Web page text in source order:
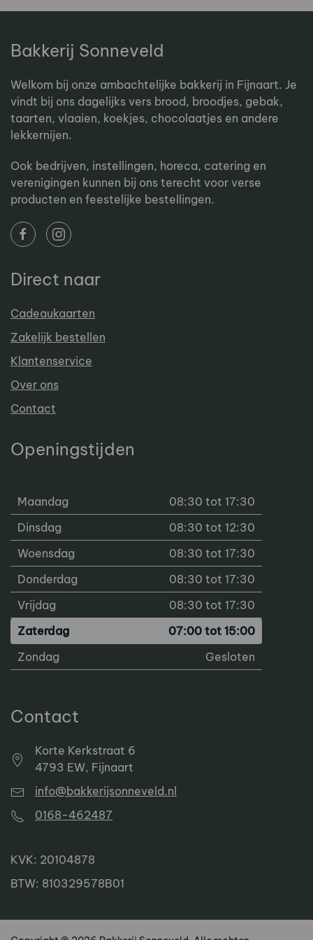
Bakkerij Sonneveld
Welkom bij onze ambachtelijke bakkerij in Fijnaart. Je
vindt bij ons dagelijks vers brood, broodjes, gebak,
taarten, vlaaien, koekjes, chocolaatjes en andere
lekkernijen.
Ook bedrijven, instellingen, horeca, catering en
verenigingen kunnen bij ons terecht voor verse
producten en feestelijke bestellingen.
Direct naar
Cadeaukaarten
Zakelijk bestellen
Klantenservice
Over ons
Contact
Openingstijden
Maandag
08:30 tot 17:30
Dinsdag
08:30 tot 12:30
Woensdag
08:30 tot 17:30
Donderdag
08:30 tot 17:30
Vrijdag
08:30 tot 17:30
Zaterdag
07:00 tot 15:00
Zondag
Gesloten
Contact
Korte Kerkstraat 6
4793 EW, Fijnaart
info@bakkerijsonneveld.nl
0168-462487
KVK: 20104878
BTW: 810329578B01